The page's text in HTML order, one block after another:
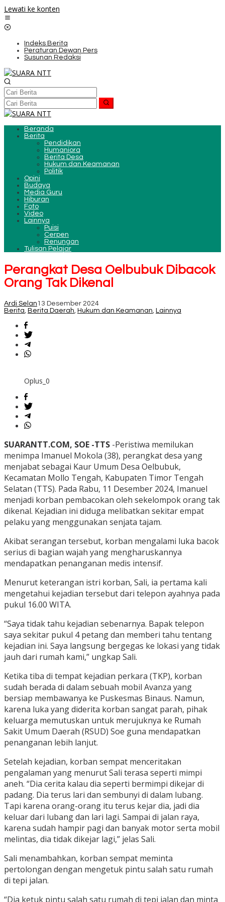
Lewati ke konten
Indeks Berita
Peraturan Dewan Pers
Susunan Redaksi
Beranda
Berita
Pendidikan
Humaniora
Berita Desa
Hukum dan Keamanan
Politik
Opini
Budaya
Media Guru
Hiburan
Foto
Video
Lainnya
Puisi
Cerpen
Renungan
Tulisan Pelajar
Perangkat Desa Oelbubuk Dibacok
Orang Tak Dikenal
Ardi Selan 13 Desember 2024
Berita, Berita Daerah, Hukum dan Keamanan, Lainnya
Oplus_0
SUARANTT.COM, SOE -TTS -Peristiwa memilukan
menimpa Imanuel Mokola (38), perangkat desa yang
menjabat sebagai Kaur Umum Desa Oelbubuk,
Kecamatan Mollo Tengah, Kabupaten Timor Tengah
Selatan (TTS). Pada Rabu, 11 Desember 2024, Imanuel
menjadi korban pembacokan oleh sekelompok orang tak
dikenal. Kejadian ini diduga melibatkan sekitar empat
pelaku yang menggunakan senjata tajam.
Akibat serangan tersebut, korban mengalami luka bacok
serius di bagian wajah yang mengharuskannya
mendapatkan penanganan medis intensif.
Menurut keterangan istri korban, Sali, ia pertama kali
mengetahui kejadian tersebut dari telepon ayahnya pada
pukul 16.00 WITA.
“Saya tidak tahu kejadian sebenarnya. Bapak telepon
saya sekitar pukul 4 petang dan memberi tahu tentang
kejadian ini. Saya langsung bergegas ke lokasi yang tidak
jauh dari rumah kami,” ungkap Sali.
Ketika tiba di tempat kejadian perkara (TKP), korban
sudah berada di dalam sebuah mobil Avanza yang
bersiap membawanya ke Puskesmas Binaus. Namun,
karena luka yang diderita korban sangat parah, pihak
keluarga memutuskan untuk merujuknya ke Rumah
Sakit Umum Daerah (RSUD) Soe guna mendapatkan
penanganan lebih lanjut.
Setelah kejadian, korban sempat menceritakan
pengalaman yang menurut Sali terasa seperti mimpi
aneh. “Dia cerita kalau dia seperti bermimpi dikejar di
padang. Dia terus lari dan sembunyi di dalam lubang.
Tapi karena orang-orang itu terus kejar dia, jadi dia
keluar dari lubang dan lari lagi. Sampai di jalan raya,
karena sudah hampir pagi dan banyak motor serta mobil
melintas, dia tidak dikejar lagi,” jelas Sali.
Sali menambahkan, korban sempat meminta
pertolongan dengan mengetuk pintu salah satu rumah
di tepi jalan.
“Dia ketuk pintu salah satu rumah di tepi jalan dan minta